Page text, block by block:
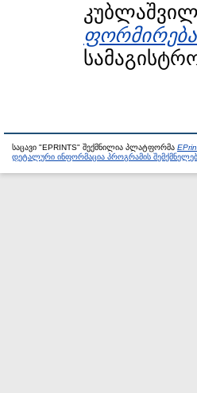
ფორმირება
საცავი "EPRINTS" შექმნილია პლატფორმა
დეტალური ინფორმაცია პროგრამის